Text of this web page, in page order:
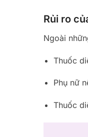
Rủi ro
Ngoài
Thuốc
Phụ nữ
Thuốc